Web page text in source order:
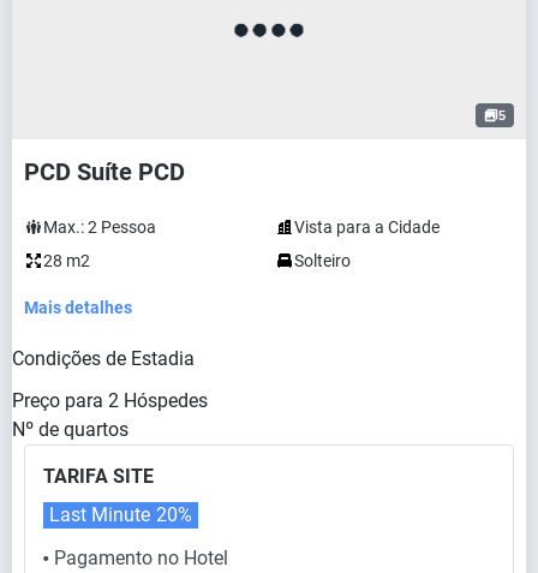
5
PCD Suíte PCD
Max.:2 Pessoa
Vista para a Cidade
28 m2
Solteiro
Mais detalhes
Condições de Estadia
Preço para 2 Hóspedes
Nº de quartos
TARIFA SITE
⬤ Pagamento no Hotel
Last Minute 20%